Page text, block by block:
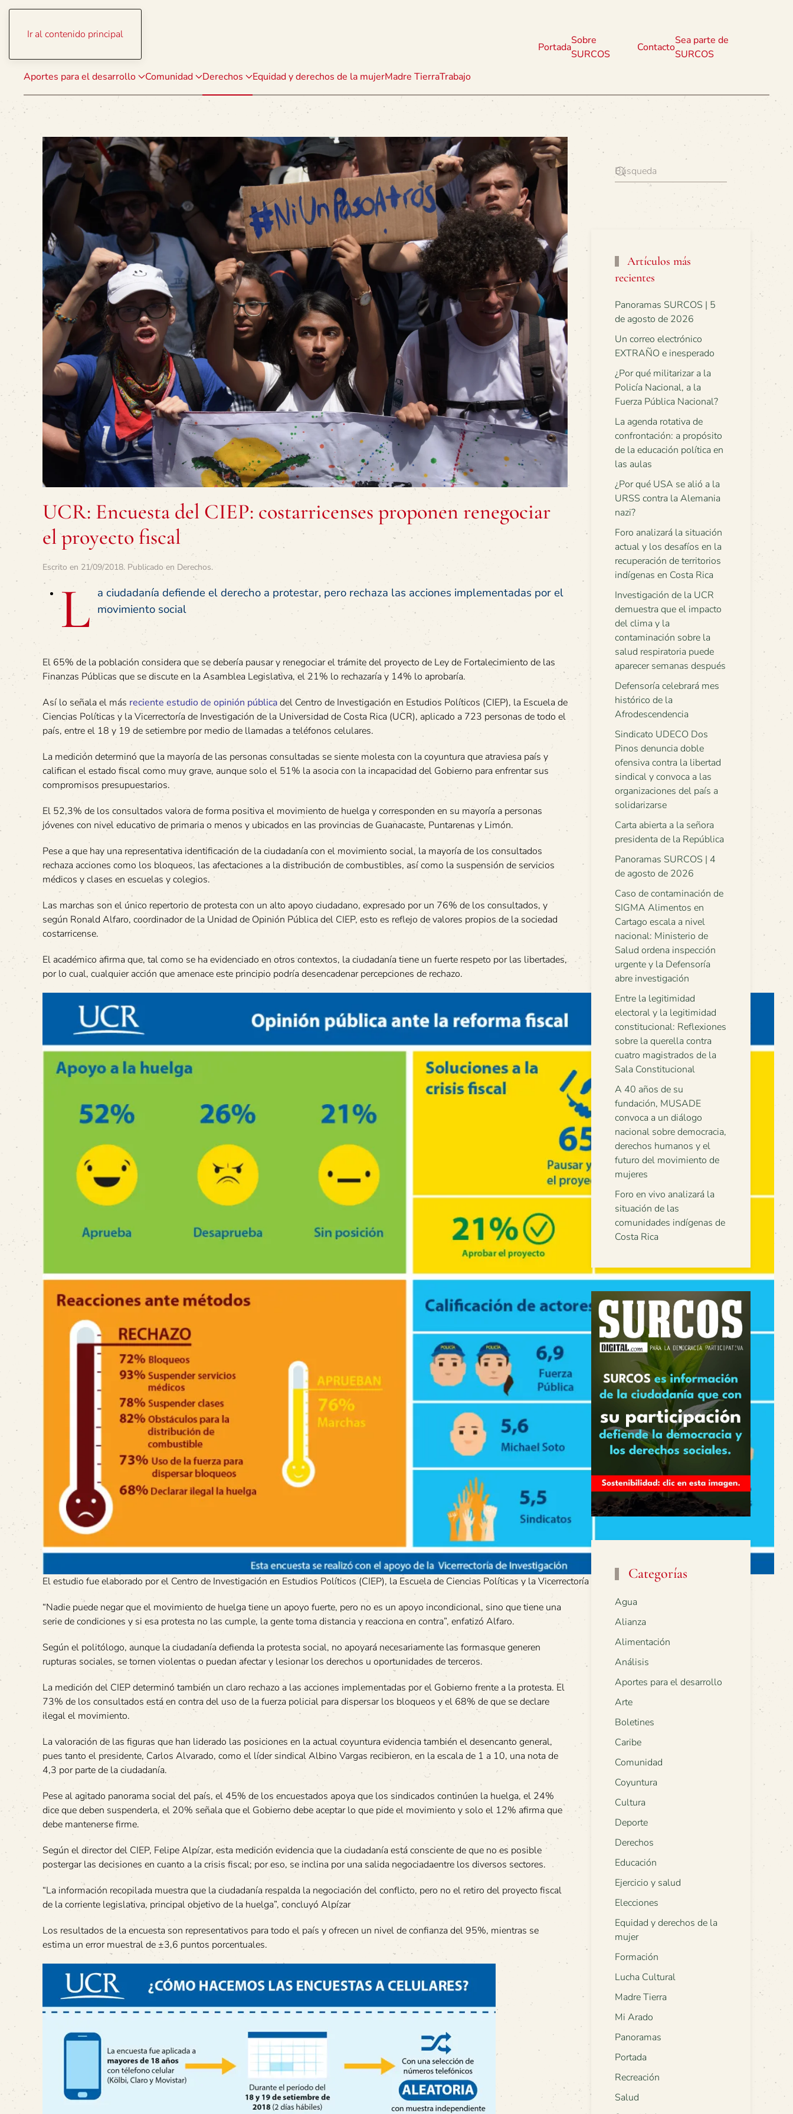
Ir al contenido principal
Aportes para el desarrollo Comunidad Derechos Equidad y derechos de la mujerMadre TierraTrabajo
Portada
Sobre
SURCOS
Contacto
Sea parte de
SURCOS
UCR: Encuesta del CIEP: costarricenses proponen renegociar
el proyecto fiscal
Escrito en 21/09/2018. Publicado en Derechos.
L a ciudadanía defiende el derecho a protestar, pero rechaza las acciones implementadas por el
movimiento social
El 65% de la población considera que se debería pausar y renegociar el trámite del proyecto de Ley de Fortalecimiento de las
Finanzas Públicas que se discute en la Asamblea Legislativa, el 21% lo rechazaría y 14% lo aprobaría.
Así lo señala el más reciente estudio de opinión públicadel Centro de Investigación en Estudios Políticos (CIEP), la Escuela de
Ciencias Políticas y la Vicerrectoría de Investigación de la Universidad de Costa Rica (UCR), aplicado a 723 personas de todo el
país, entre el 18 y 19 de setiembre por medio de llamadas a teléfonos celulares.
La medición determinó que la mayoría de las personas consultadas se siente molesta con la coyuntura que atraviesa país y
califican el estado fiscal como muy grave, aunque solo el 51% la asocia con la incapacidad del Gobierno para enfrentar sus
compromisos presupuestarios.
El 52,3% de los consultados valora de forma positiva el movimiento de huelga y corresponden en su mayoría a personas
jóvenes con nivel educativo de primaria o menos y ubicados en las provincias de Guanacaste, Puntarenas y Limón.
Pese a que hay una representativa identificación de la ciudadanía con el movimiento social, la mayoría de los consultados
rechaza acciones como los bloqueos, las afectaciones a la distribución de combustibles, así como la suspensión de servicios
médicos y clases en escuelas y colegios.
Las marchas son el único repertorio de protesta con un alto apoyo ciudadano, expresado por un 76% de los consultados, y
según Ronald Alfaro, coordinador de la Unidad de Opinión Pública del CIEP, esto es reflejo de valores propios de la sociedad
costarricense.
El académico afirma que, tal como se ha evidenciado en otros contextos, la ciudadanía tiene un fuerte respeto por las libertades,
por lo cual, cualquier acción que amenace este principio podría desencadenar percepciones de rechazo.
El estudio fue elaborado por el Centro de Investigación en Estudios Políticos (CIEP), la Escuela de Ciencias Políticas y la Vicerrectoría de Investigación.
“Nadie puede negar que el movimiento de huelga tiene un apoyo fuerte, pero no es un apoyo incondicional, sino que tiene una
serie de condiciones y si esa protesta no las cumple, la gente toma distancia y reacciona en contra”, enfatizó Alfaro.
Según el politólogo, aunque la ciudadanía defienda la protesta social, no apoyará necesariamente las formasque generen
rupturas sociales, se tornen violentas o puedan afectar y lesionar los derechos u oportunidades de terceros.
La medición del CIEP determinó también un claro rechazo a las acciones implementadas por el Gobierno frente a la protesta. El
73% de los consultados está en contra del uso de la fuerza policial para dispersar los bloqueos y el 68% de que se declare
ilegal el movimiento.
La valoración de las figuras que han liderado las posiciones en la actual coyuntura evidencia también el desencanto general,
pues tanto el presidente, Carlos Alvarado, como el líder sindical Albino Vargas recibieron, en la escala de 1 a 10, una nota de
4,3 por parte de la ciudadanía.
Pese al agitado panorama social del país, el 45% de los encuestados apoya que los sindicados continúen la huelga, el 24%
dice que deben suspenderla, el 20% señala que el Gobierno debe aceptar lo que pide el movimiento y solo el 12% afirma que
debe mantenerse firme.
Según el director del CIEP, Felipe Alpízar, esta medición evidencia que la ciudadanía está consciente de que no es posible
postergar las decisiones en cuanto a la crisis fiscal; por eso, se inclina por una salida negociadaentre los diversos sectores.
“La información recopilada muestra que la ciudadanía respalda la negociación del conflicto, pero no el retiro del proyecto fiscal
de la corriente legislativa, principal objetivo de la huelga”, concluyó Alpízar
Los resultados de la encuesta son representativos para todo el país y ofrecen un nivel de confianza del 95%, mientras se
estima un error muestral de ±3,6 puntos porcentuales.
Artículos más
recientes
Panoramas SURCOS | 5
de agosto de 2026
Un correo electrónico
EXTRAÑO e inesperado
¿Por qué militarizar a la
Policía Nacional, a la
Fuerza Pública Nacional?
La agenda rotativa de
confrontación: a propósito
de la educación política en
las aulas
¿Por qué USA se alió a la
URSS contra la Alemania
nazi?
Foro analizará la situación
actual y los desafíos en la
recuperación de territorios
indígenas en Costa Rica
Investigación de la UCR
demuestra que el impacto
del clima y la
contaminación sobre la
salud respiratoria puede
aparecer semanas después
Defensoría celebrará mes
histórico de la
Afrodescendencia
Sindicato UDECO Dos
Pinos denuncia doble
ofensiva contra la libertad
sindical y convoca a las
organizaciones del país a
solidarizarse
Carta abierta a la señora
presidenta de la República
Panoramas SURCOS | 4
de agosto de 2026
Caso de contaminación de
SIGMA Alimentos en
Cartago escala a nivel
nacional: Ministerio de
Salud ordena inspección
urgente y la Defensoría
abre investigación
Entre la legitimidad
electoral y la legitimidad
constitucional: Reflexiones
sobre la querella contra
cuatro magistrados de la
Sala Constitucional
A 40 años de su
fundación, MUSADE
convoca a un diálogo
nacional sobre democracia,
derechos humanos y el
futuro del movimiento de
mujeres
Foro en vivo analizará la
situación de las
comunidades indígenas de
Costa Rica
Categorías
Agua
Alianza
Alimentación
Análisis
Aportes para el desarrollo
Arte
Boletines
Caribe
Comunidad
Coyuntura
Cultura
Deporte
Derechos
Educación
Ejercicio y salud
Elecciones
Equidad y derechos de la
mujer
Formación
Lucha Cultural
Madre Tierra
Mi Arado
Panoramas
Portada
Recreación
Salud